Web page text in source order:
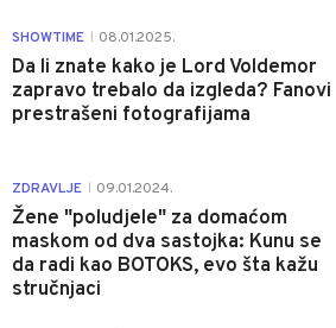
SHOWTIME 08.01.2025.
Da li znate kako je Lord Voldemor
zapravo trebalo da izgleda? Fanovi
prestrašeni fotografijama
ZDRAVLJE 09.01.2024.
Žene "poludjele" za domaćom
maskom od dva sastojka: Kunu se
da radi kao BOTOKS, evo šta kažu
stručnjaci